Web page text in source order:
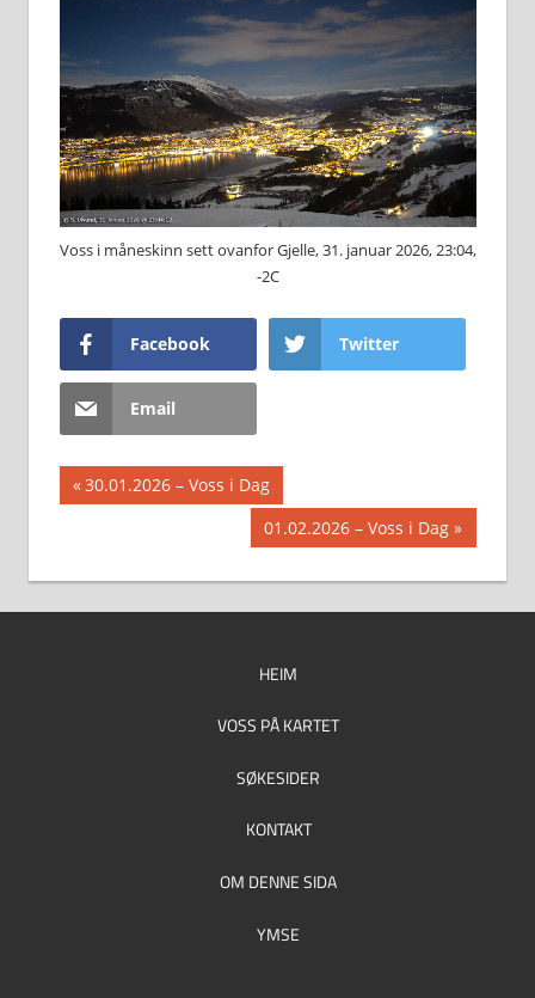
Voss i måneskinn sett ovanfor Gjelle, 31. januar 2026, 23:04,
-2C
Facebook Twitter
Email
Innleggsnavigasjon
Previous
30.01.2026 – Voss i Dag
Next
Post:
01.02.2026 – Voss i Dag
HEIM
VOSS PÅ KARTET
SØKESIDER
KONTAKT
OM DENNE SIDA
YMSE